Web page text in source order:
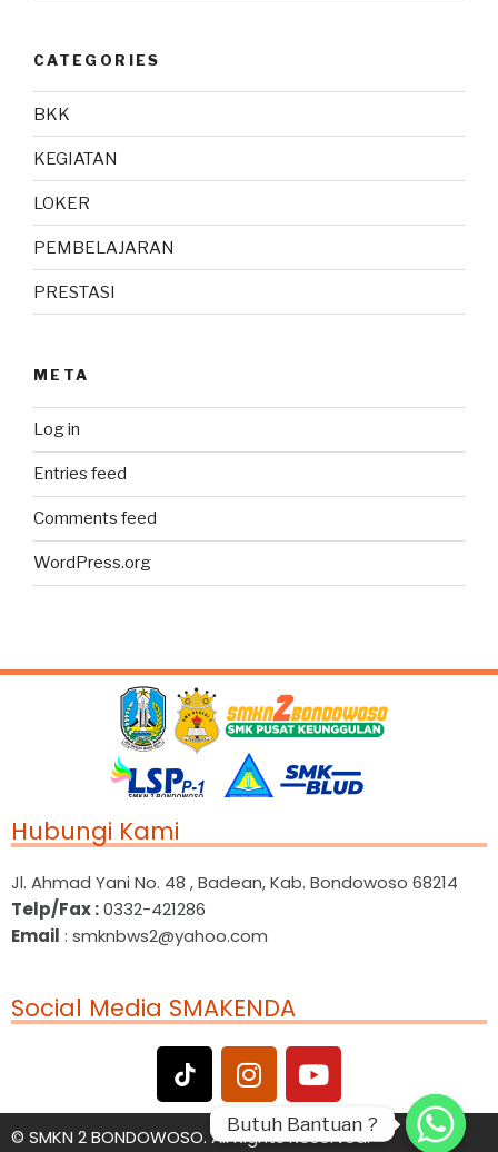
CATEGORIES
BKK
KEGIATAN
LOKER
PEMBELAJARAN
PRESTASI
META
Log in
Entries feed
Comments feed
WordPress.org
Hubungi Kami
Jl. Ahmad Yani No. 48 , Badean, Kab. Bondowoso 68214
Telp/Fax :0332-421286
Email : smknbws2@yahoo.com
Social Media SMAKENDA
© SMKN 2 BONDOWOSO. All Rights Reserved.
Butuh Bantuan ?
Butuh Bantuan ?